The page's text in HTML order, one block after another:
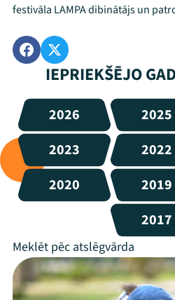
festivāla LAMPA dibinātājs un
IEPRIEKŠĒJO
2026 2025
2023
2022
2020
2019
2017